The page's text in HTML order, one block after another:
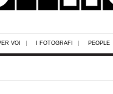
VOI I FOTOGRAFI PEOPLE